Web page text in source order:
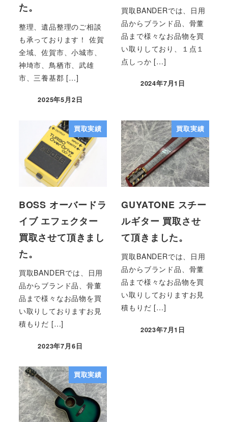
た。
整理、遺品整理のご相談
も承っております！ 佐賀
全域、佐賀市、小城市、
神埼市、鳥栖市、武雄
市、三養基郡 […]
2025年5月2日
買取BANDERでは、日用
品からブランド品、骨董
品まで様々なお品物を買
い取りしており、１点１
点しっか […]
2024年7月1日
買取実績
BOSS オーバードラ
イブ エフェクター
買取させて頂きまし
た。
買取BANDERでは、日用
品からブランド品、骨董
品まで様々なお品物を買
い取りしておりますお見
積もりだ […]
2023年7月6日
買取実績
GUYATONE スチー
ルギター 買取させ
て頂きました。
買取BANDERでは、日用
品からブランド品、骨董
品まで様々なお品物を買
い取りしておりますお見
積もりだ […]
2023年7月1日
買取実績